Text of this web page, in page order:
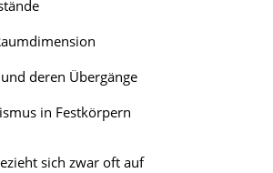
deren Übergänge
in Festkörpern
sich zwar oft auf